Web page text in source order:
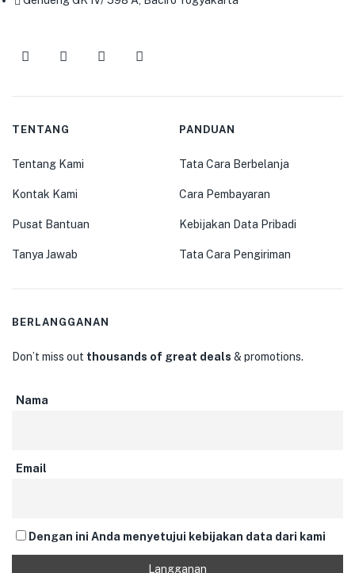
TENTANG
Tentang Kami
Kontak Kami
Pusat Bantuan
Tanya Jawab
PANDUAN
Tata Cara Berbelanja
Cara Pembayaran
Kebijakan Data Pribadi
Tata Cara Pengiriman
BERLANGGANAN
Don’t miss out thousands of great deals & promotions.
Nama
Email
Dengan ini Anda menyetujui kebijakan data dari kami